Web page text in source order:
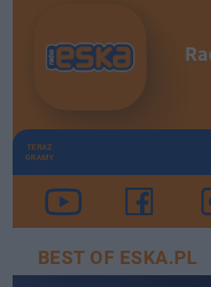
TERAZ
GRAMY
BEST OF ESKA.PL